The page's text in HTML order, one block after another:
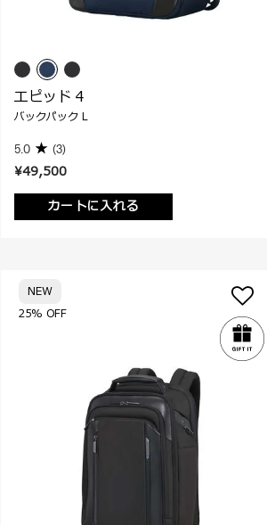
¥49,500
カートに入れる
エピッド 4
バックパック L
5.0 (3)
25% OFF
NEW